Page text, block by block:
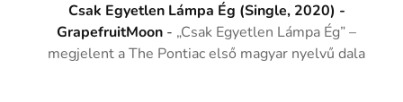
Csak Egyetlen Lámpa Ég (Single, 2020) -
GrapefruitMoon - „Csak Egyetlen Lámpa Ég” –
megjelent a The Pontiac első magyar nyelvű dala